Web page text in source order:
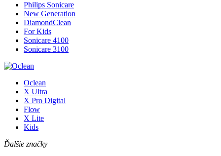
Philips Sonicare
New Generation
DiamondClean
For Kids
Sonicare 4100
Sonicare 3100
Oclean
X Ultra
X Pro Digital
Flow
X Lite
Kids
Ďalšie značky